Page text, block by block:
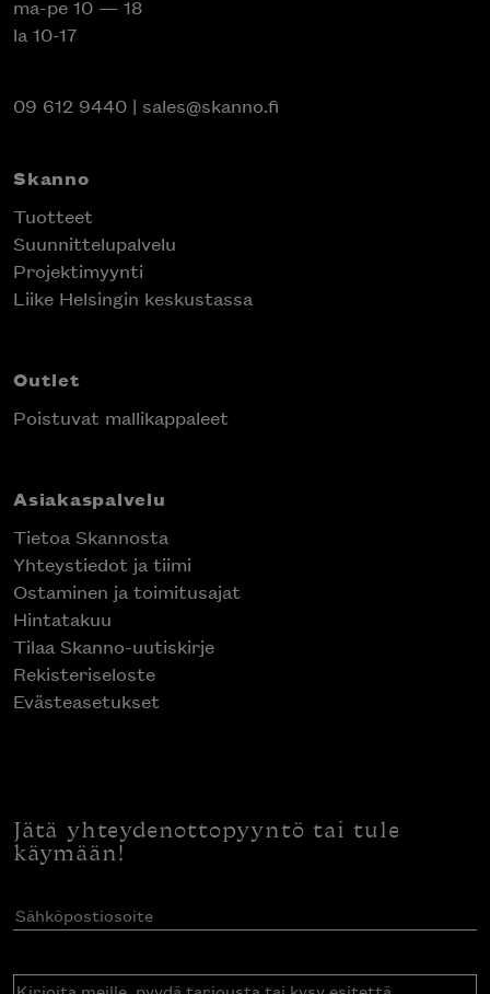
ma-pe 10 — 18
la 10-17
09 612 9440 | sales@skanno.fi
Skanno
Tuotteet
Suunnittelupalvelu
Projektimyynti
Liike Helsingin keskustassa
Outlet
Poistuvat mallikappaleet
Asiakaspalvelu
Tietoa Skannosta
Yhteystiedot ja tiimi
Ostaminen ja toimitusajat
Hintatakuu
Tilaa Skanno-uutiskirje
Rekisteriseloste
Evästeasetukset
Jätä yhteydenottopyyntö tai tule
käymään!
Sähköpostiosoite(Pakollinen)
Kirjoita